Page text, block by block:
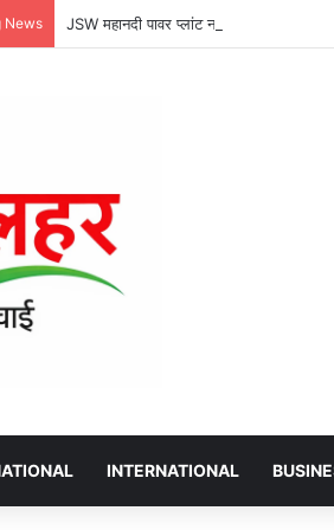
News JSW महानदी पावर प्लांट नरियरा:
INTERNATIONAL